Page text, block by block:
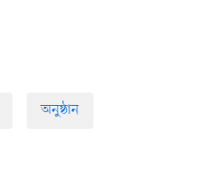
অনুষ্ঠান